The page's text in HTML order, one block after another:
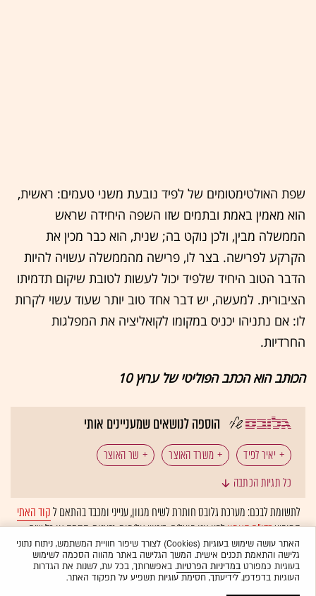
שפת האולטימטומים של לפיד נובעת משני טעמים: ראשית,
הוא מאמין באמת ובתמים שזו השפה היחידה שראש
הממשלה מבין, ולכן נוקט בה; שנית, הוא כבר מכין את
הקרקע לפרישה. בצר לו, פרישה מהממשלה עשויה להיות
הדבר הטוב היחיד שלפיד יכול לעשות לטובת שיקום תדמיתו
הציבורית. למעשה, יש דבר אחד טוב יותר שעוד עשוי לקרות
לו: אם נתניהו יכניס במקומו לקואליציה את המפלגות
החרדיות.
הכותב הוא הכתב הפוליטי של ערוץ 10
הוספה לנושאים שמעניינים אותי
יאיר לפיד משרד האוצר
שר האוצר
כל תגיות הכתבה
לתשומת לבכם: מערכת גלובס חותרת לשיח מגוון, ענייני ומכבד בהתאם לקוד האתי
המופיעבדו"ח האמוןלפיו אנו פועלים. ביטויי אלימות, גזענות, הסתה או כל שיח
בלתי הולם אחר מסוננים בצורהאוטומטיתולא יפורסמו באתר.
האתר עושה שימוש בעוגיות (Cookies) לצורך שיפור חוויית המשתמש, ניתוח נתוני
גלישה והתאמת תכנים אישית. המשך הגלישה באתר מהווה הסכמה לשימוש
בעוגיות כמפורטבמדיניות הפרטיות. באפשרותך, בכל עת, לשנות את הגדרות
העוגיות בדפדפן. לידיעתך, חסימת עוגיות תשפיע על תפקוד האתר.